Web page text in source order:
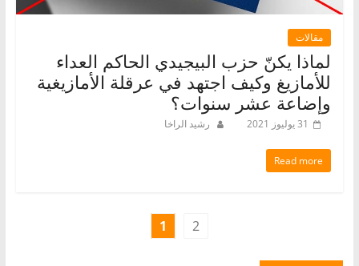
مقالات
لماذا يكنّ حزب البيجيدي الحاكم العداء
للأمازيغ وكيف اجتهد في عرقلة الأمازيغية
وإضاعة عشر سنوات؟
31 يوليوز 2021 رشيد الراخا
Read more
1 2